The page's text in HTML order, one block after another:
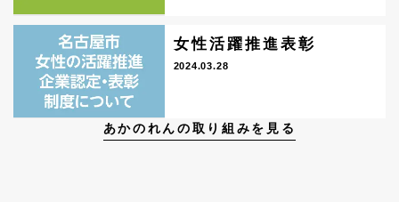
女性活躍推進表彰
2024.03.28
あかのれんの取り組みを見る